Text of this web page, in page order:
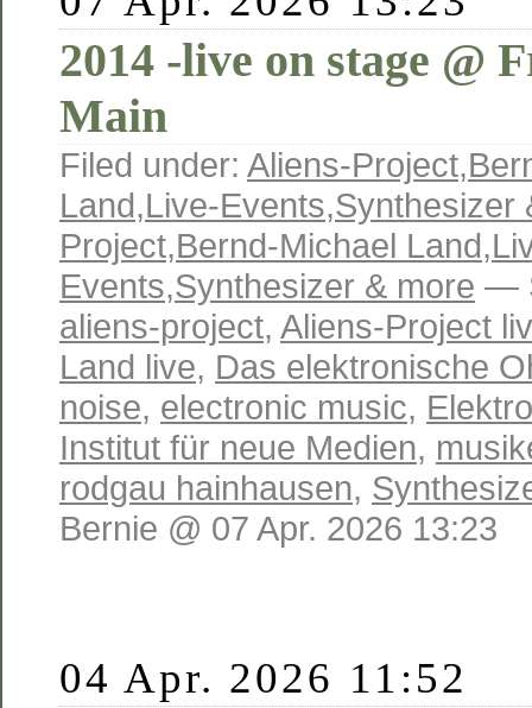
2014 -live on stage @
Main
Filed under: Aliens-Project,
Land,Live-Events,Synthesizer
Project,Bernd-Michael Land,
Events,Synthesizer & more —
aliens-project, Aliens-Project
Land live, Das elektronische
noise, electronic music,
Institut für neue Medien,
rodgau hainhausen,
Bernie @ 07 Apr. 2026 13:23
04 Apr. 2026 11:52